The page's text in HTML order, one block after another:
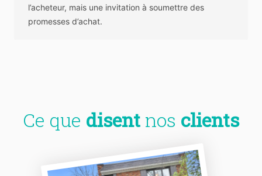
l’acheteur, mais une invitation à soumettre des
promesses d’achat.
Ce que disent nos clients